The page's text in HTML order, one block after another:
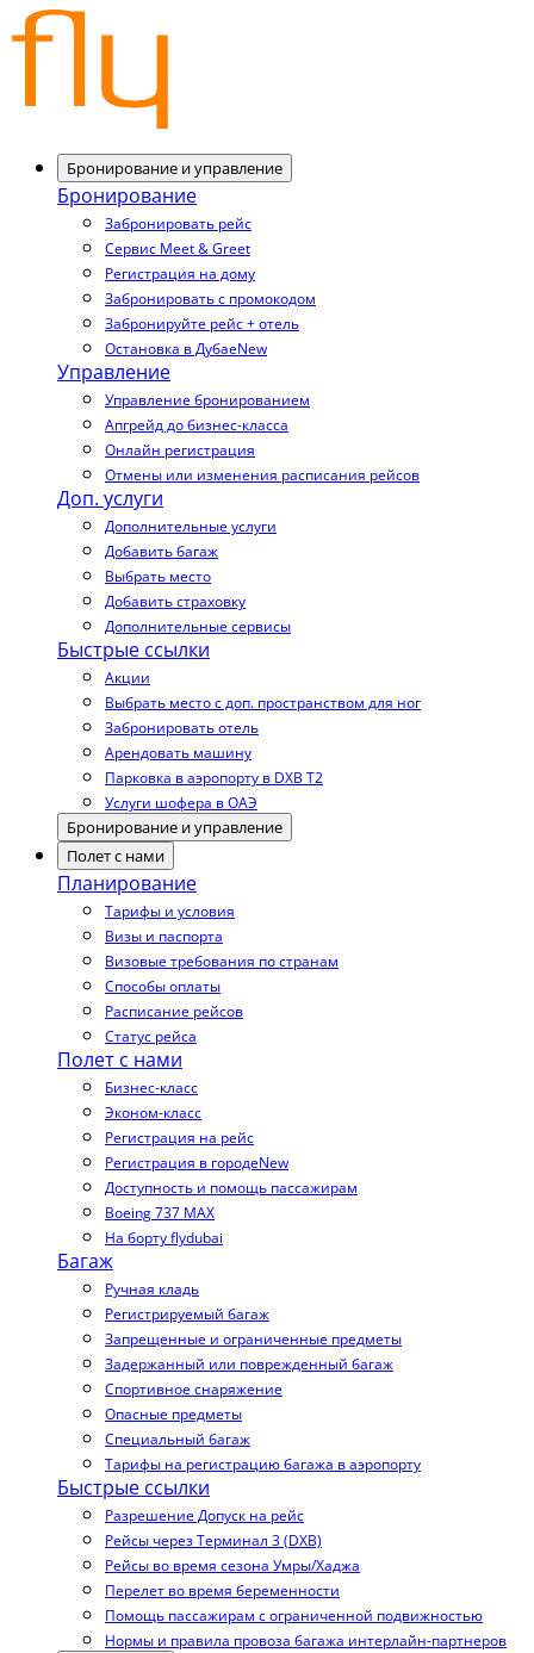
Бронирование и управление
Бронирование
Забронировать рейс
Сервис Meet & Greet
Регистрация на дому
Забронировать с промокодом
Забронируйте рейс + отель
Остановка в ДубаеNew
Управление
Управление бронированием
Апгрейд до бизнес-класса
Онлайн регистрация
Отмены или изменения расписания рейсов
Доп. услуги
Дополнительные услуги
Добавить багаж
Выбрать место
Добавить страховку
Дополнительные сервисы
Быстрые ссылки
Акции
Выбрать место с доп. пространством для ног
Забронировать отель
Арендовать машину
Парковка в аэропорту в DXB T2
Услуги шофера в ОАЭ
Бронирование и управление
Полет с нами
Планирование
Тарифы и условия
Визы и паспорта
Визовые требования по странам
Способы оплаты
Расписание рейсов
Статус рейса
Полет с нами
Бизнес-класс
Эконом-класс
Регистрация на рейс
Регистрация в городеNew
Доступность и помощь пассажирам
Boeing 737 MAX
На борту flydubai
Багаж
Ручная кладь
Регистрируемый багаж
Запрещенные и ограниченные предметы
Задержанный или поврежденный багаж
Спортивное снаряжение
Опасные предметы
Специальный багаж
Тарифы на регистрацию багажа в аэропорту
Быстрые ссылки
Разрешение Допуск на рейс
Рейсы через Терминал 3 (DXB)
Рейсы во время сезона Умры/Хаджа
Перелет во время беременности
Помощь пассажирам с ограниченной подвижностью
Нормы и правила провоза багажа интерлайн-партнеров